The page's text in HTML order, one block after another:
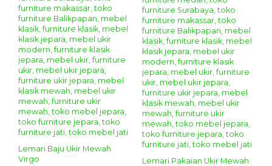
Lemari Baju Ukir Mewah
Virgo
Lemari Pakaian Ukir Mewah